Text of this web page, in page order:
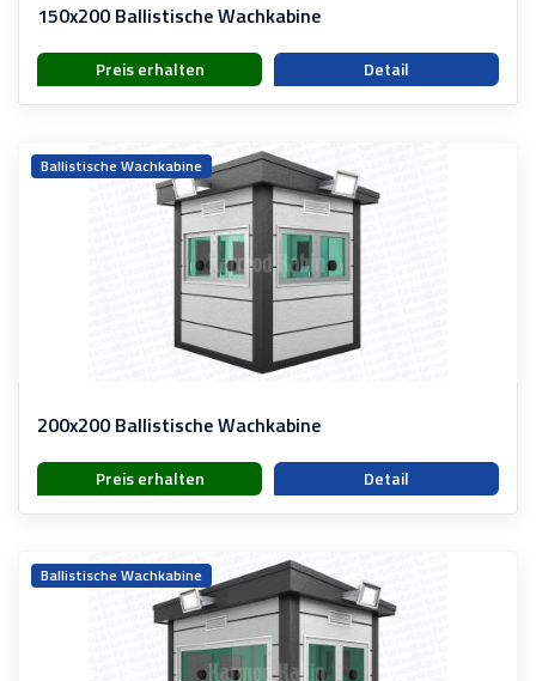
150x200 Ballistische Wachkabine
Preis erhalten Detail
Ballistische Wachkabine
200x200 Ballistische Wachkabine
Preis erhalten Detail
Ballistische Wachkabine